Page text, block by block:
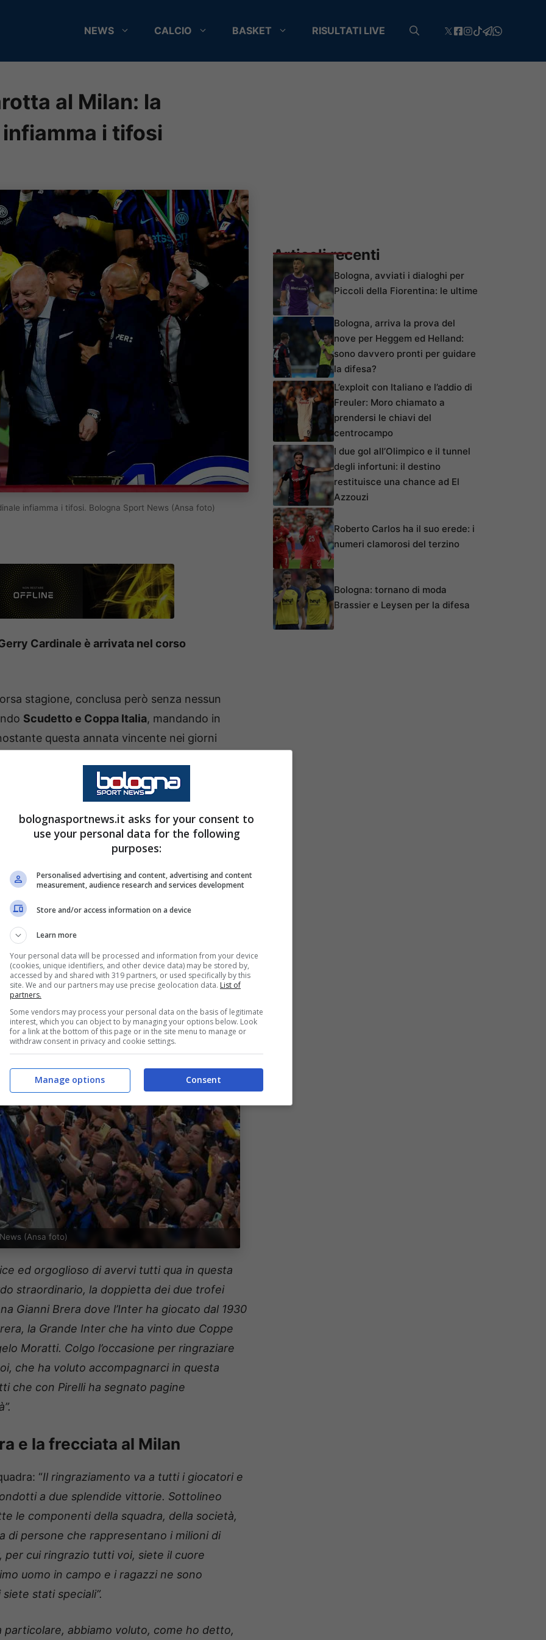
NEWS CALCIO BASKET RISULTATI LIVE
al Milan: la
i tifosi
infiamma i tifosi. Bologna Sport News (Ansa foto)
Cardinale è arrivata nel corso
stagione, conclusa però senza nessun
Scudetto e Coppa Italia, mandando in
questa annata vincente nei giorni
di
in risposta si era
meno. Alle tv e alla stampa aveva finora
all’Arena Civica di Milano in occasione
con la squadra, il numero 1 del club interista
nei confronti dei rivali cittadini.
(Ansa foto)
ed orgoglioso di avervi tutti qua in questa
straordinario, la doppietta dei due trofei
Gianni Brera dove l’Inter ha giocato dal 1930
la Grande Inter che ha vinto due Coppe
Moratti. Colgo l’occasione per ringraziare
che ha voluto accompagnarci in questa
che con Pirelli ha segnato pagine
e la frecciata al Milan
“Il ringraziamento va a tutti i giocatori e
a due splendide vittorie. Sottolineo
le componenti della squadra, della società,
di persone che rappresentano i milioni di
cui ringrazio tutti voi, siete il cuore
uomo in campo e i ragazzi ne sono
stati speciali”.
particolare, abbiamo voluto, come ho detto,
Articoli recenti
Bologna, avviati i dialoghi per
Piccoli della Fiorentina: le ultime
Bologna, arriva la prova del
nove per Heggem ed Helland:
sono davvero pronti per guidare
la difesa?
L’exploit con Italiano e l’addio di
Freuler: Moro chiamato a
prendersi le chiavi del
centrocampo
I due gol all’Olimpico e il tunnel
degli infortuni: il destino
restituisce una chance ad El
Azzouzi
Roberto Carlos ha il suo erede: i
numeri clamorosi del terzino
Bologna: tornano di moda
Brassier e Leysen per la difesa
bolognasportnews.it asks for your consent to
use your personal data for the following
purposes:
Personalised advertising and content, advertising and content
measurement, audience research and services development
Store and/or access information on a device
Learn more
Your personal data will be processed and information from your device
(cookies, unique identifiers, and other device data) may be stored by,
accessed by and shared with 319 partners, or used specifically by this
site. We and our partners may use precise geolocation data. List of
partners.
Some vendors may process your personal data on the basis of legitimate
interest, which you can object to by managing your options below. Look
for a link at the bottom of this page or in the site menu to manage or
withdraw consent in privacy and cookie settings.
Consent
Manage options